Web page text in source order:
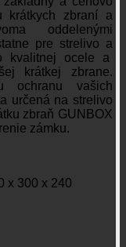
krátkych zbraní a
oddelenými
pre strelivo a
kvalitnej ocele a
krátkej zbrane.
ochranu vašich
určená na strelivo
zbraň GUNBOX
zámku.
x 300 x 240